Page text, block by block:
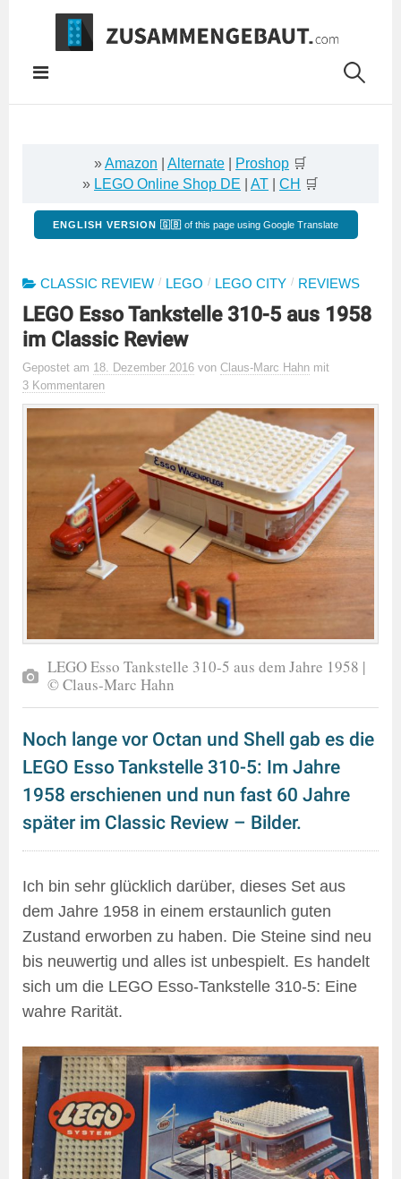
Springe
Inhalt
»Amazon Alternate Proshop 🛒
» LEGO Online Shop DE AT CH 🛒
ENGLISH VERSION 🇬🇧 of this page using Google Translate
CLASSIC REVIEW / LEGO / LEGO CITY / REVIEWS
LEGO Esso Tankstelle 310-5 aus 1958
im Classic Review
Gepostet am 18. Dezember 2016 von Claus-Marc Hahn mit
3 Kommentaren
LEGO Esso Tankstelle 310-5 aus dem Jahre 1958 |
© Claus-Marc Hahn
Noch lange vor Octan und Shell gab es die
LEGO Esso Tankstelle 310-5: Im Jahre
1958 erschienen und nun fast 60 Jahre
später im Classic Review – Bilder.
Ich bin sehr glücklich darüber, dieses Set aus
dem Jahre 1958 in einem erstaunlich guten
Zustand erworben zu haben. Die Steine sind neu
bis neuwertig und alles ist unbespielt. Es handelt
sich um die LEGO Esso-Tankstelle 310-5: Eine
wahre Rarität.